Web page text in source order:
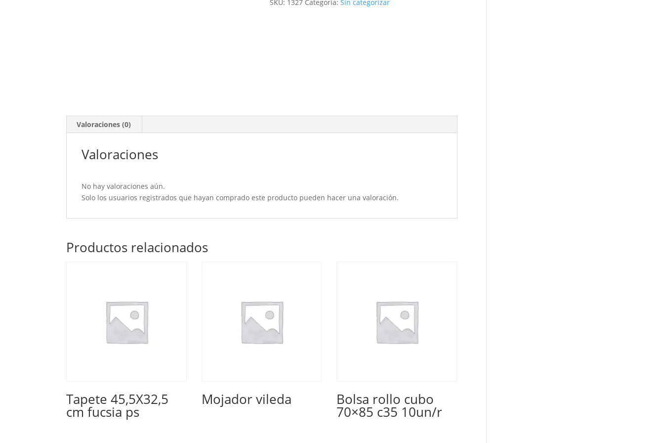
SKU: 1327 Categoría:Sin categorizar
Valoraciones (0)
Valoraciones
No hay valoraciones aún.
Solo los usuarios registrados que hayan comprado este producto pueden hacer una valoración.
Productos relacionados
Tapete 45,5X32,5
cm fucsia ps
Mojador vileda Bolsa rollo cubo
70×85 c35 10un/r